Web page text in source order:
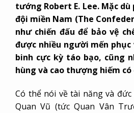
tướng Robert E. Lee. Mặc
đội miền Nam (The
như chiến đấu để bảo vệ
được nhiều người mến
binh cực kỳ táo bạo, cũng
hùng và cao thượng hiếm có
Có thể nói về tài năng và
Quan Vũ (tức Quan Vân